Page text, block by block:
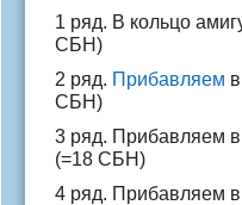
1 ряд. В кольцо
СБН)
2 ряд. Прибавляем
СБН)
3 ряд. Прибавляем
(=18 СБН)
4 ряд. Прибавляем в